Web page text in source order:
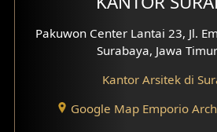
Fasad Paviliun
Fasad Villa
Fasad Klinik
Desain Basement
Pakuwon Center Lantai 23, Jl.
Surabaya, Jawa
Kantor Arsitek di
Google Map Emporio